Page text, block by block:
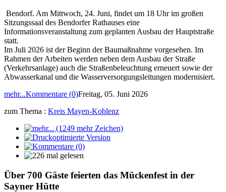
Bendorf. Am Mittwoch, 24. Juni, findet um 18 Uhr im großen
Sitzungssaal des Bendorfer Rathauses eine
Informationsveranstaltung zum geplanten Ausbau der Hauptstraße
statt.
Im Juli 2026 ist der Beginn der Baumaßnahme vorgesehen. Im
Rahmen der Arbeiten werden neben dem Ausbau der Straße
(Verkehrsanlage) auch die Straßenbeleuchtung erneuert sowie der
Abwasserkanal und die Wasserversorgungsleitungen modernisiert.
mehr...Kommentare (0)Freitag, 05. Juni 2026
zum Thema : Kreis Mayen-Koblenz
Über 700 Gäste feierten das Mückenfest in der
Sayner Hütte